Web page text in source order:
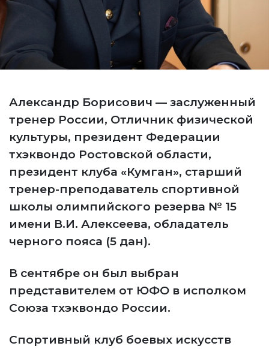
Александр Борисович — заслуженный
тренер России, Отличник физической
культуры, президент Федерации
тхэквондо Ростовской области,
президент клуба «Кумган», старший
тренер-преподаватель спортивной
школы олимпийского резерва № 15
имени В.И. Алексеева, обладатель
черного пояса (5 дан).
В сентябре он был выбран
представителем от ЮФО в исполком
Союза тхэквондо России.
Спортивный клуб боевых искусств